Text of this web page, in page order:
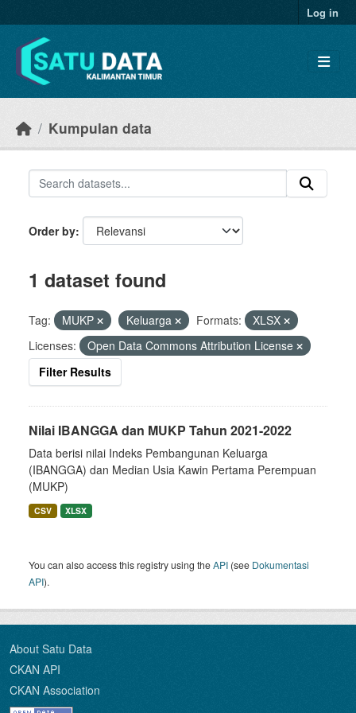
Log in
Kumpulan data
Order by
1 dataset found
Tag: MUKP Keluarga Formats:
XLSX
Licenses:
Open Data Commons Attribution License
Filter Results
Nilai IBANGGA dan MUKP Tahun 2021-2022
Data berisi nilai Indeks Pembangunan Keluarga
(IBANGGA) dan Median Usia Kawin Pertama Perempuan
(MUKP)
CSV XLSX
You can also access this registry using theAPI (see Dokumentasi
API).
About Satu Data
CKAN API
CKAN Association